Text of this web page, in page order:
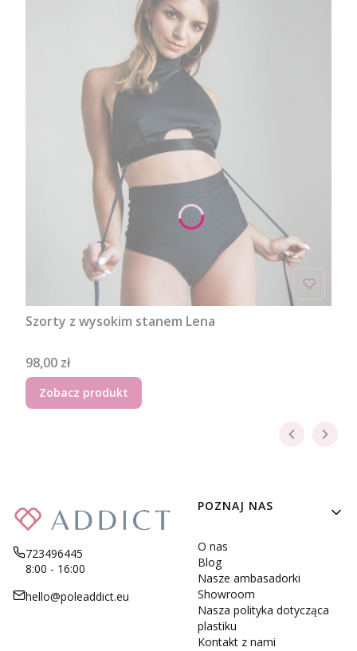
Szorty z wysokim stanem Lena
Cena
98,00 zł
Zobacz produkt
723496445
8:00 - 16:00
hello@poleaddict.eu
Linki w stopce
POZNAJ NAS
O nas
Blog
Nasze ambasadorki
Showroom
Nasza polityka dotycząca
plastiku
Kontakt z nami